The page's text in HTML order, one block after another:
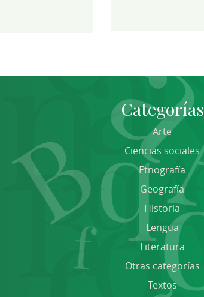
Categorías
Arte
Ciencias sociales
Etnografía
Geografía
Historia
Lengua
Literatura
Otras categorías
Textos